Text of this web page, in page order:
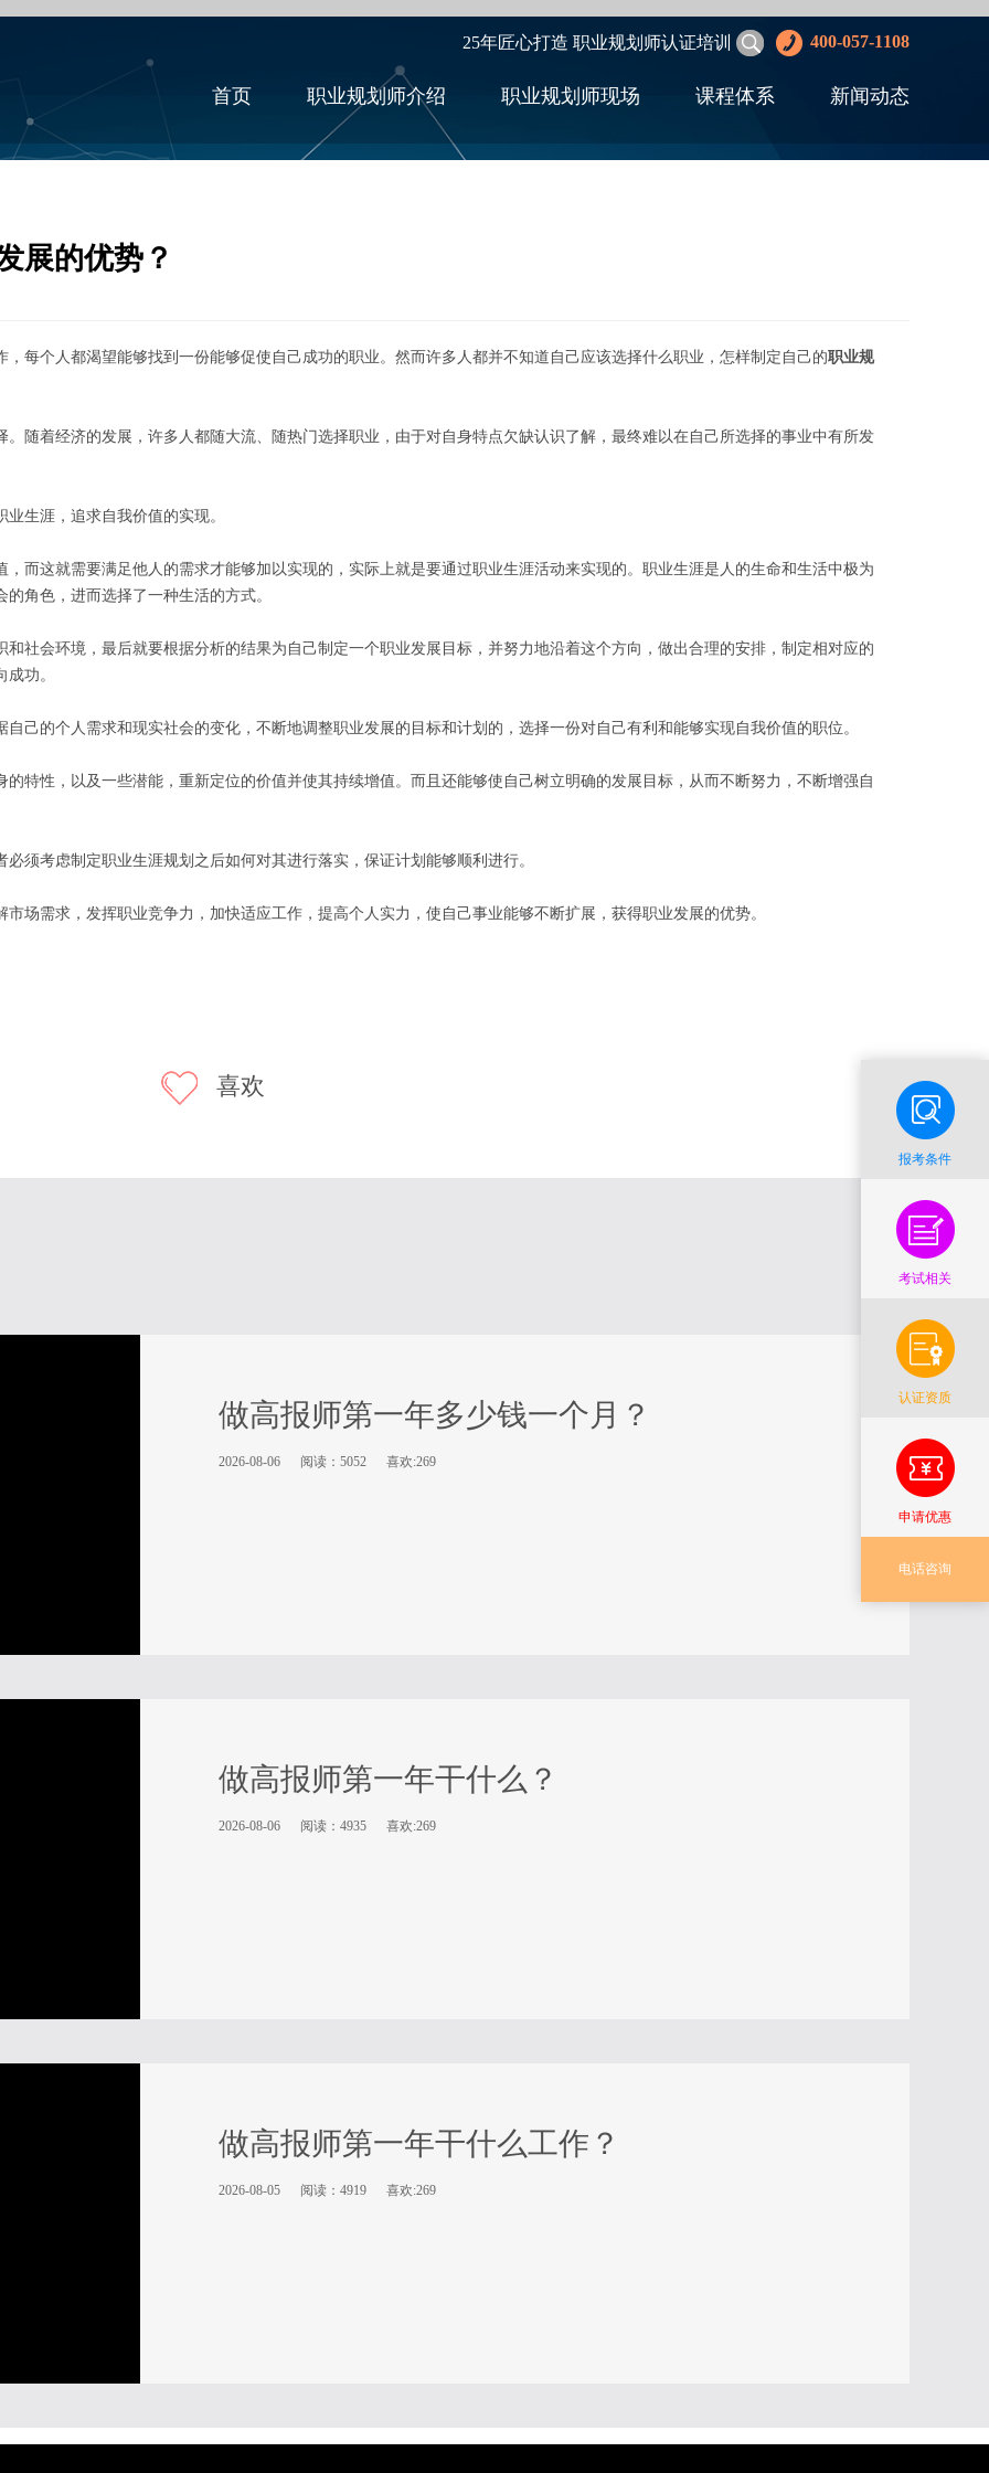
首页 职业规划师介绍 职业规划师现场 课程体系 新闻动态
25年匠心打造 职业规划师认证培训 400-057-1108
展的优势？
个人都渴望能够找到一份能够促使自己成功的职业。然而许多人都并不知道自己应该选择什么职业，怎样制定自己的职业规
经济的发展，许多人都随大流、随热门选择职业，由于对自身特点欠缺认识了解，最终难以在自己所选择的事业中有所发
生涯，追求自我价值的实现。
这就需要满足他人的需求才能够加以实现的，实际上就是要通过职业生涯活动来实现的。职业生涯是人的生命和生活中极为
角色，进而选择了一种生活的方式。
会环境，最后就要根据分析的结果为自己制定一个职业发展目标，并努力地沿着这个方向，做出合理的安排，制定相对应的
功。
的个人需求和现实社会的变化，不断地调整职业发展的目标和计划的，选择一份对自己有利和能够实现自我价值的职位。
性，以及一些潜能，重新定位的价值并使其持续增值。而且还能够使自己树立明确的发展目标，从而不断努力，不断增强自
考虑制定职业生涯规划之后如何对其进行落实，保证计划能够顺利进行。
需求，发挥职业竞争力，加快适应工作，提高个人实力，使自己事业能够不断扩展，获得职业发展的优势。
喜欢
做高报师第一年多少钱一个月？
2026-08-06 阅读：5052 喜欢:269
做高报师第一年干什么？
2026-08-06 阅读：4935 喜欢:269
做高报师第一年干什么工作？
2026-08-05 阅读：4919 喜欢:269
报考条件
考试相关
认证资质
申请优惠
电话咨询